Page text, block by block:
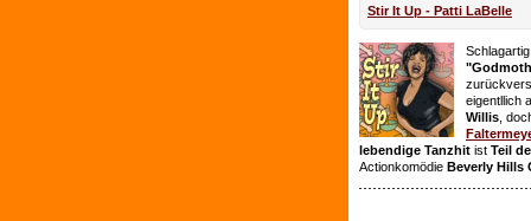
Stir It Up - Patti LaBelle
eigentllich
Willis ,
lebendige Tanzhit ist Teil
Actionkomödie Beverly Hills